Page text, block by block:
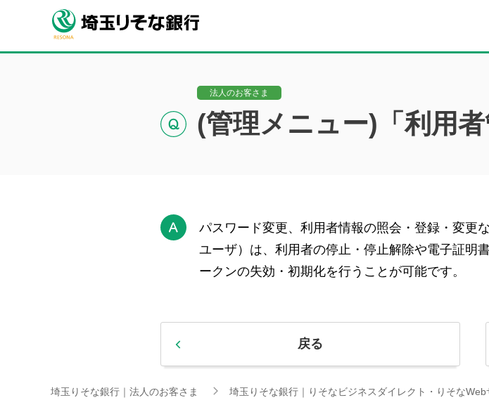
法人のお客さま
(管理メニュー)「利用
パスワード変更、利用者情報の照会・登録・変更
ユーザ）は、利用者の停止・停止解除や電子証明
ークンの失効・初期化を行うことが可能です。
戻る
埼玉りそな銀行｜法人のお客さま 埼玉りそな銀行｜りそなビジネスダイレクト・りそなWeb